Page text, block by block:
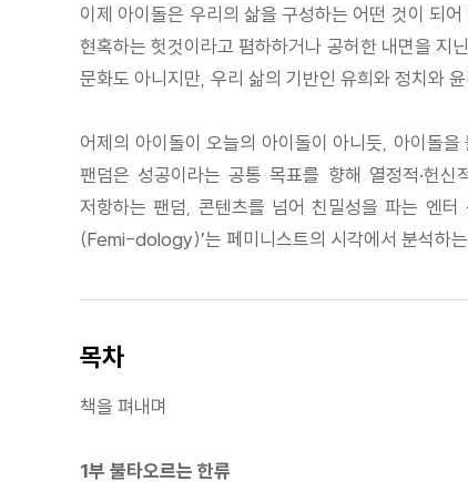
이제 아이돌은 우리의 삶을 구성하는 어떤 것이 되
현혹하는 헛것이라고 폄하하거나 공허한 내면을 지
문화도 아니지만, 우리 삶의 기반인 유희와 정치와
어제의 아이돌이 오늘의 아이돌이 아니듯, 아이돌
팬덤은 성공이라는 공통 목표를 향해 열정적·헌
저항하는 팬덤, 콘텐츠를 넘어 친밀성을 파는 엔터
(Femi-dology)’는 페미니스트의 시각에서 분석하
목차
책을 펴내며
1부 불타오르는 한류